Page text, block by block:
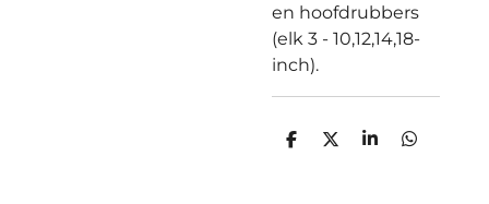
en hoofdrubbers
(elk 3 - 10,12,14,18-
inch).
D
D
S
D